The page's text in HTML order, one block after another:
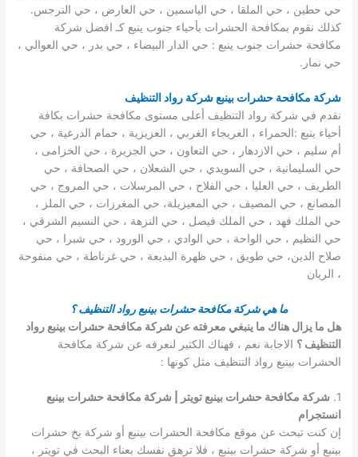
حي حطين ، حي الملقا ، حي الياسمين ، حي العارض ، حي النرجس.
كذلك نقوم بمكافحة الحشرات بأحياء جنوب ينبع كـ افضل شركة
مكافحة حشرات جنوب ينبع : حي الدار البيضاء ، حي بدر ، حي العوالي ،
حي نمار.
شركة مكافحة حشرات بينبع شركة رواد التنظيف
نقدم في شركة رواد التنظيف أعلى مستوى مكافحة حشرات بكافة
أحياء ينبع :الحمراء ، العريجاء الغربي ، العزيزية ، حمام الدرعية ، حي
أم سليم ، حي الازدهار ، حي التعاون ، حي الجزيرة ، حي الخزامى ،
حي السليمانية ، حي السويدي ، حي الشعلان ، حي الصحافة ، حي
الطريف ، حي العليا ، حي الفلاح ، حي المرسلات ، حي المروج ، حي
المصانع ، حي المصيف ، حي المعيزيلة، حي المغرزات ، حي الملز ،
حي الملك فهد ، حي الملك فيصل ، حي النزهة ، حي النسيم الشرقي ،
حي النظيم ، حي الواحة ، حي الوادي ، حي الورود ، حي شبرا ، حي
صلاح الدين، حي طويق ، حي ظهرة البديعة ، حي غرناطة ، حي منفوحة
، الريان
ما هي شركة مكافحة حشرات بينبع رواد التنظيف ؟
هل ما يزال هناك ما ينبغي معرفته عن شركة مكافحة حشرات بينبع رواد
التنظيف ؟ الاجابة نعم ، فهناك الكثير لنعرفه عن شركة مكافحة
الحشرات بينبع رواد التنظيف مثل كونها :
1.
شركة مكافحة حشرات بينبع تويتر | شركة مكافحة حشرات بينبع
انستجرام
إن كنت تبحث عن موقع مكافحة الحشرات بينبع أو شركة بخ حشرات
بينبع أو شركة حشرات بينبع ، فلا ترهق نفسك بعناء البحث في تويتر ،